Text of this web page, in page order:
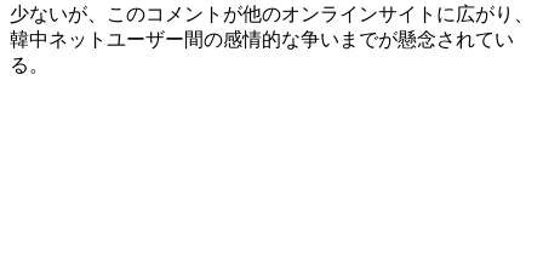
少ないが、このコメントが他のオンラインサイトに広がり、
韓中ネットユーザー間の感情的な争いまでが懸念されてい
る。